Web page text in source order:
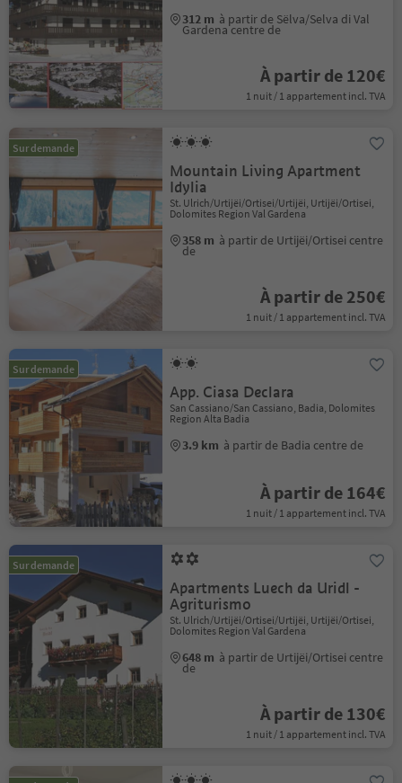
312 m à partir de Sëlva/Selva di Val
Gardena centre de
À partir de 120€
1 nuit / 1 appartement incl. TVA
Sur demande
Mountain Living Apartment
Idylia
St. Ulrich/Urtijëi/Ortisei/Urtijëi, Urtijëi/Ortisei,
Dolomites Region Val Gardena
358 m à partir de Urtijëi/Ortisei centre
de
À partir de 250€
1 nuit / 1 appartement incl. TVA
Sur demande
App. Ciasa Declara
San Cassiano/San Cassiano, Badia, Dolomites
Region Alta Badia
3.9 km à partir de Badia centre de
À partir de 164€
1 nuit / 1 appartement incl. TVA
Sur demande
Apartments Luech da Uridl -
Agriturismo
St. Ulrich/Urtijëi/Ortisei/Urtijëi, Urtijëi/Ortisei,
Dolomites Region Val Gardena
648 m à partir de Urtijëi/Ortisei centre
de
À partir de 130€
1 nuit / 1 appartement incl. TVA